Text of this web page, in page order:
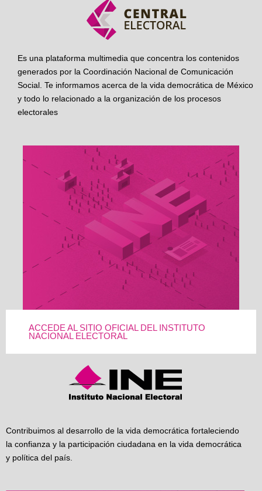
Es una plataforma multimedia que concentra los contenidos
generados por la Coordinación Nacional de Comunicación
Social. Te informamos acerca de la vida democrática de México
y todo lo relacionado a la organización de los procesos
electorales
ACCEDE AL SITIO OFICIAL DEL INSTITUTO
NACIONAL ELECTORAL
Contribuimos al desarrollo de la vida democrática fortaleciendo
la confianza y la participación ciudadana en la vida democrática
y política del país.